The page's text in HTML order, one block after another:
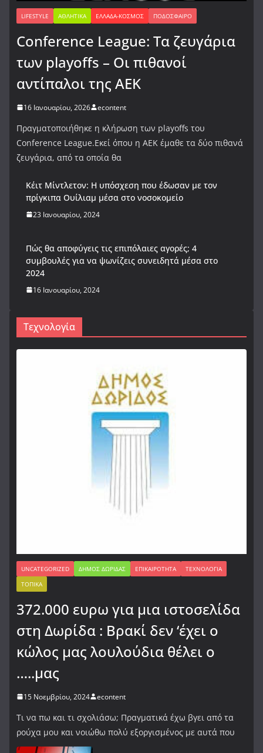
LIFESTYLE ΑΘΛΗΤΙΚΆ ΕΛΛΆΔΑ-ΚΌΣΜΟΣ ΠΟΔΌΣΦΑΙΡΟ
Conference League: Τα ζευγάρια
των playoffs – Οι πιθανοί
αντίπαλοι της ΑΕΚ
16 Ιανουαρίου, 2026 econtent
Πραγματοποιήθηκε η κλήρωση των playoffs του
Conference League.Εκεί όπου η ΑΕΚ έμαθε τα δύο πιθανά
ζευγάρια, από τα οποία θα
Κέιτ Μίντλετον: Η υπόσχεση που έδωσαν με τον
πρίγκιπα Ουίλιαμ μέσα στο νοσοκομείο
23 Ιανουαρίου, 2024
Πώς θα αποφύγεις τις επιπόλαιες αγορές; 4
συμβουλές για να ψωνίζεις συνειδητά μέσα στο
2024
16 Ιανουαρίου, 2024
Τεχνολογία
UNCATEGORIZED ΔΉΜΟΣ ΔΩΡΊΔΑΣ ΕΠΙΚΑΙΡΌΤΗΤΑ
ΤΕΧΝΟΛΟΓΊΑ
ΤΟΠΙΚΆ
372.000 ευρω για μια ιστοσελίδα
στη Δωρίδα : Βρακί δεν ‘έχει ο
κώλος μας λουλούδια θέλει ο
…..μας
15 Νοεμβρίου, 2024 econtent
Τι να πω και τι σχολιάσω; Πραγματικά έχω βγει από τα
ρούχα μου και νοιώθω πολύ εξοργισμένος με αυτά που